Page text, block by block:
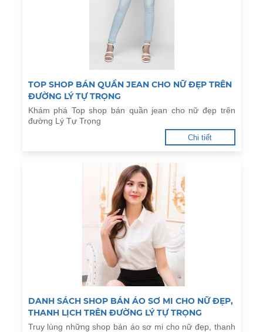
TOP SHOP BÁN QUẦN JEAN CHO NỮ ĐẸP TRÊN
ĐƯỜNG LÝ TỰ TRỌNG
Khám phá Top shop bán quần jean cho nữ đẹp trên
đường Lý Tự Trọng
Chi tiết
DANH SÁCH SHOP BÁN ÁO SƠ MI CHO NỮ ĐẸP,
THANH LỊCH TRÊN ĐƯỜNG LÝ TỰ TRỌNG
Truy lùng những shop bán áo sơ mi cho nữ đẹp, thanh